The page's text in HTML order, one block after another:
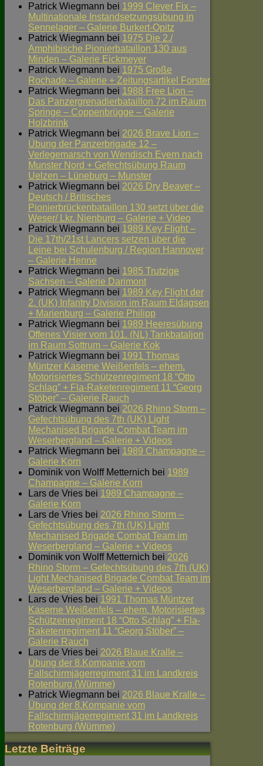
Patrick Wiegmann bei 1999 Clever Fix –
Multinationale Instandsetzungsübung in
Sennelager – Galerie Burkert-Opitz
Patrick Wiegmann bei 1975 Die 2./
Amphibische Pionierbataillon 130 aus
Minden – Galerie Eickmeyer
Patrick Wiegmann bei 1975 Große
Rochade – Galerie + Zeitungsartikel Forster
Patrick Wiegmann bei 1988 Free Lion –
Das Panzergrenadierbataillon 72 im Raum
Springe – Coppenbrügge – Galerie
Holzbrink
Patrick Wiegmann bei 2026 Brave Lion –
Übung der Panzerbrigade 12 –
Verlegemarsch von Wendisch Evern nach
Munster Nord + Gefechtsübung Raum
Uelzen – Lüneburg – Munster
Patrick Wiegmann bei 2026 Dry Beaver –
Deutsch / Britisches
Pionierbrückenbataillon 130 setzt über die
Weser/ Lkr. Nienburg – Galerie + Video
Patrick Wiegmann bei 1989 Key Flight –
Die 17th/21st Lancers setzen über die
Leine bei Schulenburg / Region Hannover
– Galerie Henne
Patrick Wiegmann bei 1985 Trutzige
Sachsen – Galerie Darimont
Patrick Wiegmann bei 1989 Key Flight der
2. (UK) Infantry Division im Raum Eldagsen
+ Marienburg – Galerie Philipp
Patrick Wiegmann bei 1989 Heeresübung
Offenes Visier vom 101. (NL) Tankbataljon
im Raum Sottrum – Galerie Kok
Patrick Wiegmann bei 1991 Thomas
Müntzer Kaserne Weißenfels – ehem.
Motorisiertes Schützenregiment 18 “Otto
Schlag” + Fla-Raketenregiment 11 “Georg
Stöber” – Galerie Rauch
Patrick Wiegmann bei 2026 Rhino Storm –
Gefechtsübung des 7th (UK) Light
Mechanised Brigade Combat Team im
Weserbergland – Galerie + Videos
Patrick Wiegmann bei 1989 Champagne –
Galerie Korn
Dominik von Wolff Metternich bei 1989
Champagne – Galerie Korn
Lars de Vries bei 1989 Champagne –
Galerie Korn
Lars de Vries bei 2026 Rhino Storm –
Gefechtsübung des 7th (UK) Light
Mechanised Brigade Combat Team im
Weserbergland – Galerie + Videos
Dominik von Wolff Metternich bei 2026
Rhino Storm – Gefechtsübung des 7th (UK)
Light Mechanised Brigade Combat Team im
Weserbergland – Galerie + Videos
Lars de Vries bei 1991 Thomas Müntzer
Kaserne Weißenfels – ehem. Motorisiertes
Schützenregiment 18 “Otto Schlag” + Fla-
Raketenregiment 11 “Georg Stöber” –
Galerie Rauch
Lars de Vries bei 2026 Blaue Kralle –
Übung der 8.Kompanie vom
Fallschirmjägerregiment 31 im Landkreis
Rotenburg (Wümme)
Patrick Wiegmann bei 2026 Blaue Kralle –
Übung der 8.Kompanie vom
Fallschirmjägerregiment 31 im Landkreis
Rotenburg (Wümme)
Letzte Beiträge